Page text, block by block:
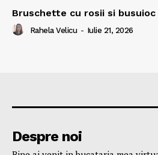
Bruschette cu rosii si busuioc
Rahela Velicu - Iulie 21, 2026
Despre noi